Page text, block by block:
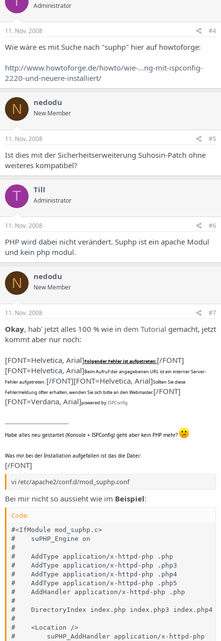
Administrator
11. Nov. 2008 #4
Wie wäre es mit Suche nach "suphp" hier auf howtoforge:
http://www.howtoforge.de/howto/wie-...ng-mit-ispconfig-
2220-und-neuere-installiert/
N nedodu
New Member
11. Nov. 2008 #5
Ist dies mit der Sicherheitserweiterung Suhosin-Patch ohne
weiteres kompatibel?
T Till
Administrator
11. Nov. 2008 #6
PHP wird dabei nicht verändert. Suphp ist ein apache Modul
und kein php modul.
N nedodu
New Member
11. Nov. 2008 #7
Okay, hab' jetzt alles 100 % wie in dem Tutorial gemacht, jetzt
kommt aber nur noch:
[FONT=Helvetica, Arial]Folgender Fehler ist aufgetreten:[/FONT]
[FONT=Helvetica, Arial]Beim Aufruf der angegebenen URL ist ein interner Server-
Fehler aufgetreten. [/FONT][FONT=Helvetica, Arial]Sollten Sie diese
Fehlermeldung öfter erhalten, wenden Sie sich bitte an den Webmaster.[/FONT]
[FONT=Verdana, Arial]powered byISPConfig
-------------------------------------------
Habe alles neu gestartet (Konsole + ISPConfig) geht aber kein PHP mehr?
Was mir bei der Installation aufgefallen ist das die Datei:
[/FONT]
vi /etc/apache2/conf.d/mod_suphp.conf
Bei mir nicht so aussieht wie im Beispiel:
Code:
#<IfModule mod_suphp.c>
#    suPHP_Engine on
#
#    AddType application/x-httpd-php .php
#    AddType application/x-httpd-php .php3
#    AddType application/x-httpd-php .php4
#    AddType application/x-httpd-php .php5
#    AddHandler application/x-httpd-php .php
#
#    DirectoryIndex index.php index.php3 index.php4
#
#    <Location />
#        suPHP_AddHandler application/x-httpd-php